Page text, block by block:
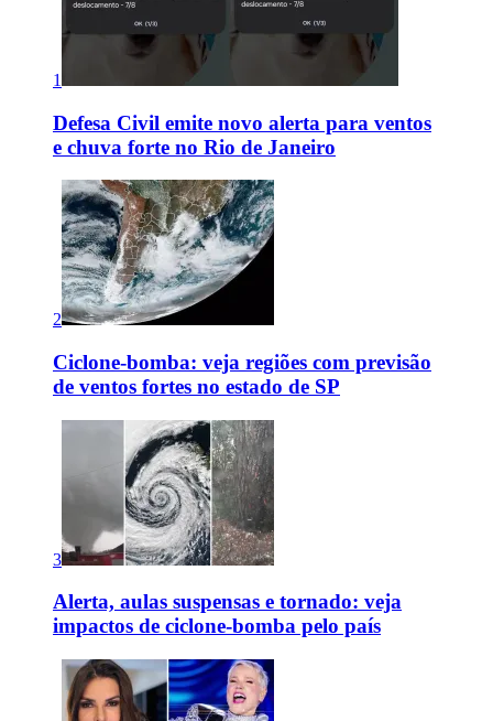
1
Defesa Civil emite novo alerta para ventos
e chuva forte no Rio de Janeiro
2
Ciclone-bomba: veja regiões com previsão
de ventos fortes no estado de SP
3
Alerta, aulas suspensas e tornado: veja
impactos de ciclone-bomba pelo país